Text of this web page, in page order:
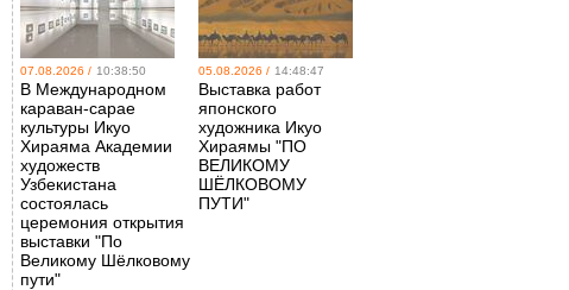
07.08.2026 / 10:38:50
В Международном
караван-сарае
культуры Икуо
Хираяма Академии
художеств
Узбекистана
состоялась
церемония открытия
выставки "По
Великому Шёлковому
пути"
05.08.2026 / 14:48:47
Выставка работ
японского
художника Икуо
Хираямы "ПО
ВЕЛИКОМУ
ШЁЛКОВОМУ
ПУТИ"